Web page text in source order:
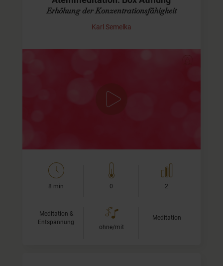
Erhöhung der Konzentrationsfähigkeit
Karl Semelka
beruhigen und steigert dazu Deine
Konzentrationsfähigkeit.
8 min 0 2
Meditation &
Entspannung
ohne/mit
Meditation